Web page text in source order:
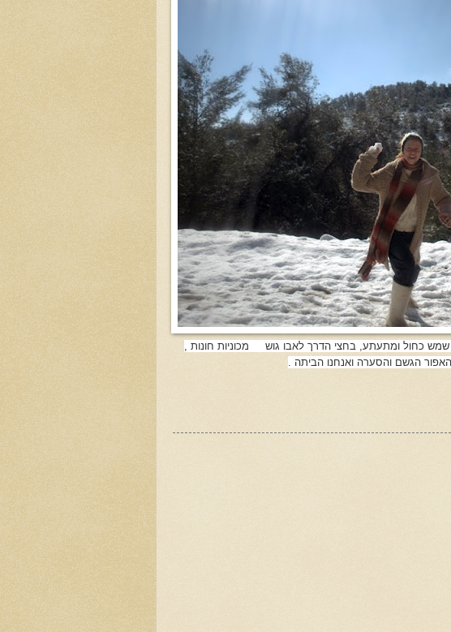
כחול ומתעתע, בחצי הדרך לאבו גוש מכוניות חונות ,
הגשם והסערה ואנחנו הביתה .